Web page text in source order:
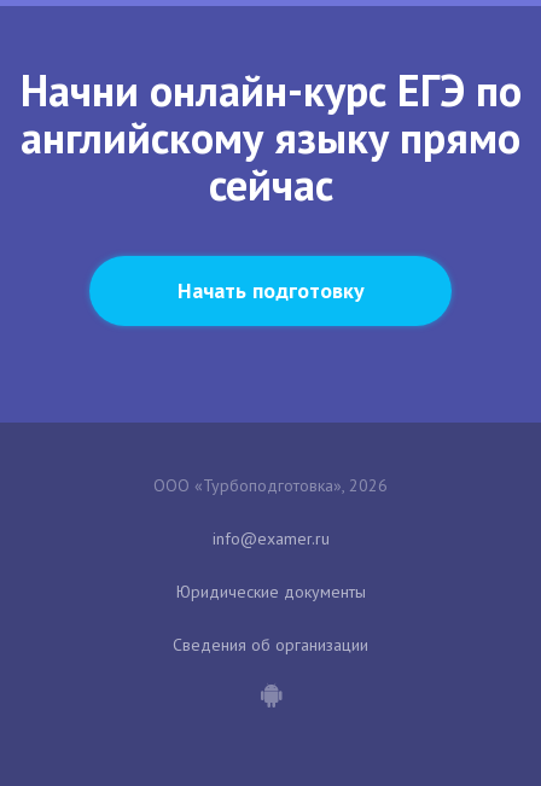
Начни онлайн-курс ЕГЭ по
английскому языку прямо
сейчас
Начать подготовку
ООО «Турбоподготовка», 2026
Юридические документы
Сведения об организации